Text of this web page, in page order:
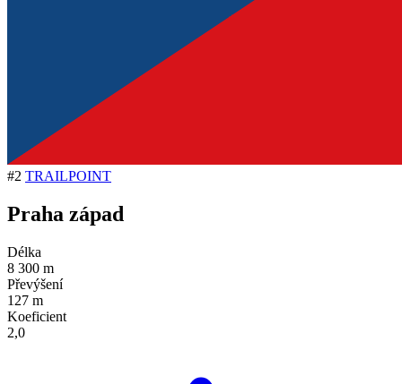
#2 TRAILPOINT
Praha západ
Délka
8 300 m
Převýšení
127 m
Koeficient
2,0